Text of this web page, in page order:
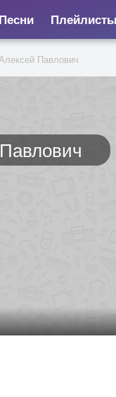
Песни Плейлисты
Павлович